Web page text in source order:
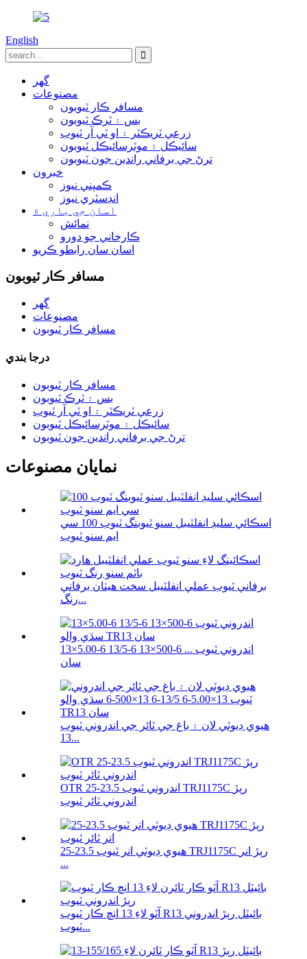
English
گھر
مصنوعات
مسافر ڪار ٽيوبون
بس ۽ ٽرڪ ٽيوبون
زرعي ٽريڪٽر ۽ او ٽي آر ٽيوب
سائيڪل ۽ موٽرسائيڪل ٽيوبون
ترڻ جي برفاني راندين جون ٽيوبون
خبرون
ڪمپني نيوز
انڊسٽري نيوز
اسان جي باري ۾
نمائش
ڪارخاني جو دورو
اسان سان رابطو ڪريو
مسافر ڪار ٽيوبون
گھر
مصنوعات
مسافر ڪار ٽيوبون
درجا بندي
مسافر ڪار ٽيوبون
بس ۽ ٽرڪ ٽيوبون
زرعي ٽريڪٽر ۽ او ٽي آر ٽيوب
سائيڪل ۽ موٽرسائيڪل ٽيوبون
ترڻ جي برفاني راندين جون ٽيوبون
نمايان مصنوعات
اسڪائي سليڊ انفلٽيبل سنو ٽيوبنگ ٽيوب 100 سي
ايم سنو ٽيوب
برفاني ٽيوب عملي انفلٽيبل سخت هيٺان برفاني
رنگ...
13×5.00-6 13/5-6 13×500-6 اندروني ٽيوب ...
سان
هيوي ڊيوٽي لان ۽ باغ جي ٽائر جي اندروني ٽيوب
13...
OTR اندروني ٽيوب 23.5-25 TRJ1175C رٻڙ
اندروني ٽائر ٽيوب
هيوي ڊيوٽي انر ٽيوب 23.5-25 TRJ1175C رٻڙ انر
...
آٽو لاءِ 13 انچ ڪار ٽيوب R13 بائيٽل رٻڙ اندروني
ٽيوب...